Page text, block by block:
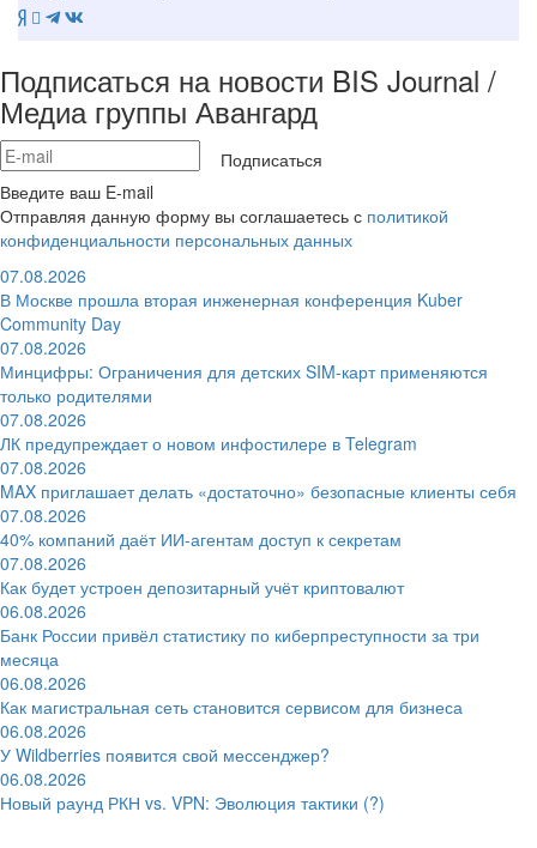
Подписаться на новости BIS Journal /
Медиа группы Авангард
Подписаться
Введите ваш E-mail
Отправляя данную форму вы соглашаетесь с политикой
конфиденциальности персональных данных
07.08.2026
В Москве прошла вторая инженерная конференция Kuber
Community Day
07.08.2026
Минцифры: Ограничения для детских SIM-карт применяются
только родителями
07.08.2026
ЛК предупреждает о новом инфостилере в Telegram
07.08.2026
MAX приглашает делать «достаточно» безопасные клиенты себя
07.08.2026
40% компаний даёт ИИ‑агентам доступ к секретам
07.08.2026
Как будет устроен депозитарный учёт криптовалют
06.08.2026
Банк России привёл статистику по киберпреступности за три
месяца
06.08.2026
Как магистральная сеть становится сервисом для бизнеса
06.08.2026
У Wildberries появится свой мессенджер?
06.08.2026
Новый раунд РКН vs. VPN: Эволюция тактики (?)